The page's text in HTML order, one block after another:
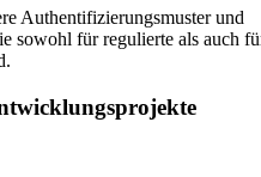
Authentifizierungsmuster und
sowohl für regulierte als auch